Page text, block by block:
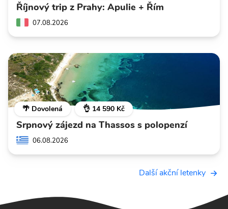
Říjnový trip z Prahy: Apulie + Řím
07.08.2026
🌴 Dovolená 👌 14 590 Kč
Srpnový zájezd na Thassos s polopenzí
06.08.2026
Další akční letenky